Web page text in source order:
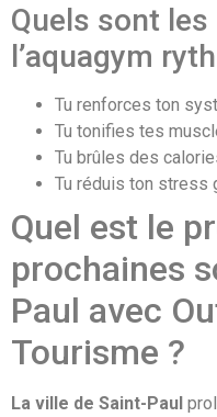
Quels sont
l’aquagym
Tu renforces ton
Tu tonifies tes
Tu brûles des
Tu réduis ton stress
Quel est le
prochaines
Paul avec
Tourisme ?
La ville de Saint-Paul